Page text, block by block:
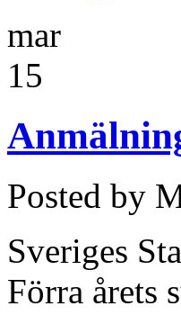
mar
15
Posted by
Sveriges
Förra årets